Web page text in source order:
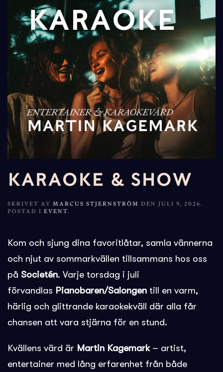
KARAOKE & SHOW
SKRIVET AV MARCUS STJERNSTRÖM DEN JULI 9, 2026 .
POSTAD I EVENT.
Kom och sjung dina favoritlåtar, samla vännerna
och njut av sommarkvällen tillsammans hos oss
på Societén. Varje torsdag i juli
förvandlas Pianobaren/Salongen till en varm,
härlig och glittrande karaokekväll där alla får
chansen att vara stjärna för en stund.
Kvällens värd är Martin Kagemark– artist,
entertainer med lång erfarenhet från både